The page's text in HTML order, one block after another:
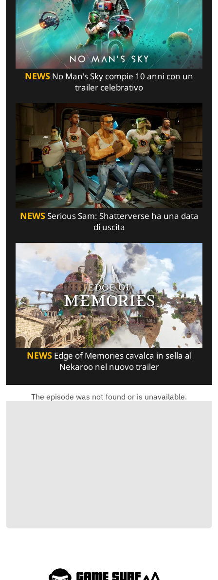
NEWS No Man's Sky compie 10 anni con un
trailer celebrativo
NEWSSerious Sam: Shatterverse ha una data
di uscita
NEWSEdge of Memories cavalca in sella al
Nekaroo nel nuovo trailer